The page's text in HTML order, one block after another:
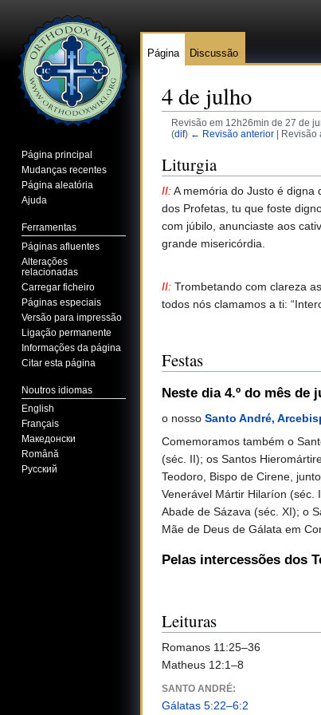
4 de julho
Revisão em 12h26min de 27 de
(dif) ← Revisão anterior| Revisão
Liturgia
II:A memória do Justo é digna
dos Profetas, tu que foste
com júbilo, anunciaste aos
grande misericórdia.
II: Trombetando com clareza
todos nós clamamos a ti:
Festas
Neste dia 4.º do mês de
o nosso Santo André,
Comemoramos também o
(séc. II); os Santos
Teodoro, Bispo de Cirene,
Venerável Mártir Hilaríon (séc.
Abade de Sázava (séc. XI); o
Mãe de Deus de Gálata em
Pelas intercessões dos
Leituras
Romanos 11:25–36
Matheus 12:1–8
SANTO ANDRÉ:
Gálatas 5:22–6:2
Página Discussão
Página principal
Mudanças recentes
Página aleatória
Ajuda
Ferramentas
Páginas afluentes
Alterações
relacionadas
Carregar ficheiro
Páginas especiais
Versão para impressão
Ligação permanente
Informações da página
Citar esta página
Noutros idiomas
English
Français
Македонски
Română
Русский